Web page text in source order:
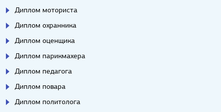
Диплом моториста
Диплом охранника
Диплом оценщика
Диплом парикмахера
Диплом педагога
Диплом повара
Диплом политолога